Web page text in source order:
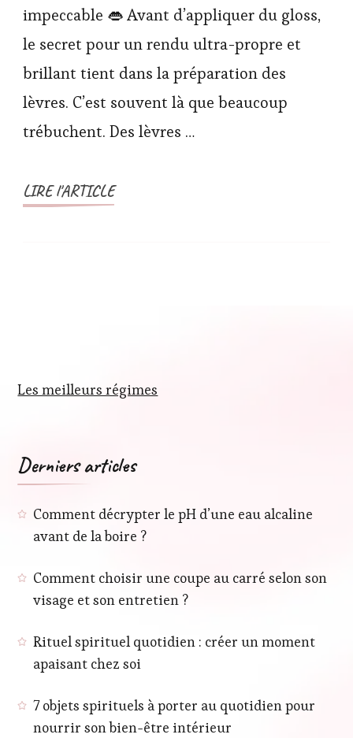
impeccable 👄 Avant d’appliquer du gloss,
le secret pour un rendu ultra-propre et
brillant tient dans la préparation des
lèvres. C’est souvent là que beaucoup
trébuchent. Des lèvres …
LIRE l'ARTICLE
Les meilleurs régimes
Derniers articles
Comment décrypter le pH d’une eau alcaline
avant de la boire ?
Comment choisir une coupe au carré selon son
visage et son entretien ?
Rituel spirituel quotidien : créer un moment
apaisant chez soi
7 objets spirituels à porter au quotidien pour
nourrir son bien-être intérieur